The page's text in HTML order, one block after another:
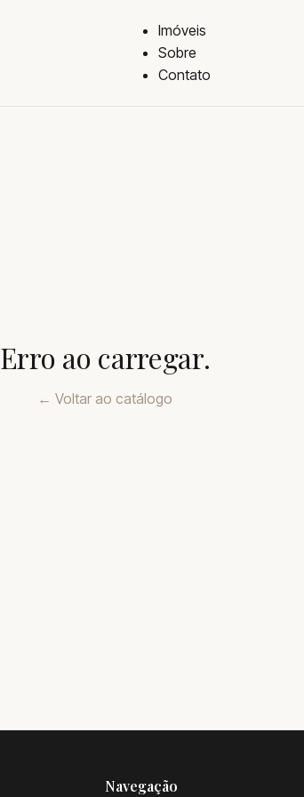
Imóveis
Sobre
Contato
Erro ao carregar.
← Voltar ao catálogo
Navegação